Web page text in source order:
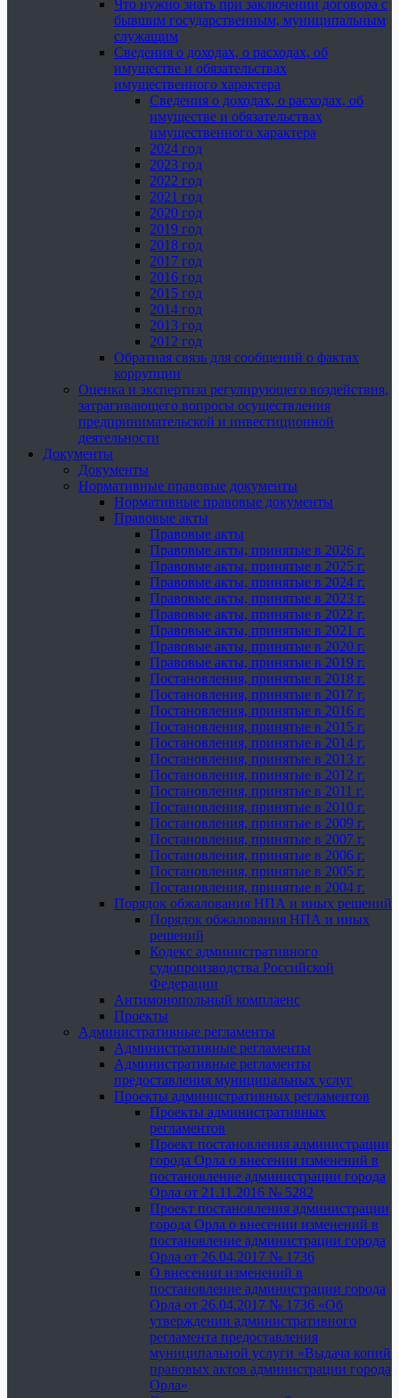
Что нужно знать при заключении договора с
бывшим государственным, муниципальным
служащим
Сведения о доходах, о расходах, об
имуществе и обязательствах
имущественного характера
Сведения о доходах, о расходах, об
имуществе и обязательствах
имущественного характера
2024 год
2023 год
2022 год
2021 год
2020 год
2019 год
2018 год
2017 год
2016 год
2015 год
2014 год
2013 год
2012 год
Обратная связь для сообщений о фактах
коррупции
Оценка и экспертиза регулирующего воздействия,
затрагивающего вопросы осуществления
предпринимательской и инвестиционной
деятельности
Документы
Документы
Нормативные правовые документы
Нормативные правовые документы
Правовые акты
Правовые акты
Правовые акты, принятые в 2026 г.
Правовые акты, принятые в 2025 г.
Правовые акты, принятые в 2024 г.
Правовые акты, принятые в 2023 г.
Правовые акты, принятые в 2022 г.
Правовые акты, принятые в 2021 г.
Правовые акты, принятые в 2020 г.
Правовые акты, принятые в 2019 г.
Постановления, принятые в 2018 г.
Постановления, принятые в 2017 г.
Постановления, принятые в 2016 г.
Постановления, принятые в 2015 г.
Постановления, принятые в 2014 г.
Постановления, принятые в 2013 г.
Постановления, принятые в 2012 г.
Постановления, принятые в 2011 г.
Постановления, принятые в 2010 г.
Постановления, принятые в 2009 г.
Постановления, принятые в 2007 г.
Постановления, принятые в 2006 г.
Постановления, принятые в 2005 г.
Постановления, принятые в 2004 г.
Порядок обжалования НПА и иных решений
Порядок обжалования НПА и иных
решений
Кодекс административного
судопроизводства Российской
Федерации
Антимонопольный комплаенс
Проекты
Административные регламенты
Административные регламенты
Административные регламенты
предоставления муниципальных услуг
Проекты административных регламентов
Проекты административных
регламентов
Проект постановления администрации
города Орла о внесении изменений в
постановление администрации города
Орла от 21.11.2016 № 5282
Проект постановления администрации
города Орла о внесении изменений в
постановление администрации города
Орла от 26.04.2017 № 1736
О внесении изменений в
постановление администрации города
Орла от 26.04.2017 № 1736 «Об
утверждении административного
регламента предоставления
муниципальной услуги «Выдача копий
правовых актов администрации города
Орла»